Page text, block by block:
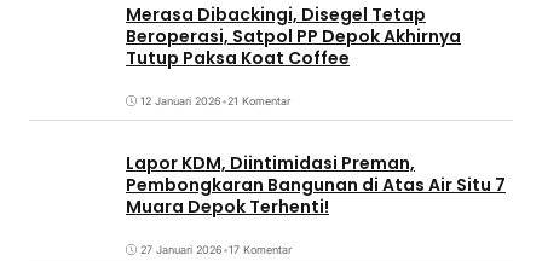
Merasa Dibackingi, Disegel Tetap
Beroperasi, Satpol PP Depok Akhirnya
Tutup Paksa Koat Coffee
12 Januari 2026•21 Komentar
Lapor KDM, Diintimidasi Preman,
Pembongkaran Bangunan di Atas Air Situ 7
Muara Depok Terhenti!
27 Januari 2026•17 Komentar